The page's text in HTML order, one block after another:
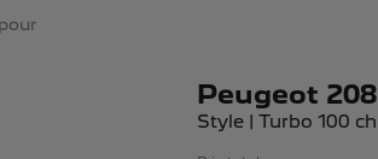
Peugeot 208
Style | Turbo 100 ch